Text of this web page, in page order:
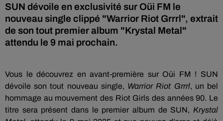
SUN dévoile en exclusivité sur Oüi FM le
nouveau single clippé "Warrior Riot Grrrl", extrait
de son tout premier album "Krystal Metal"
attendu le 9 mai prochain.
Vous le découvrez en avant-première sur Oüi FM ! SUN
dévoile son tout nouveau single, Warrior Riot Grrrl, un bel
hommage au mouvement des Riot Girls des années 90. Le
titre sera présent dans le premier album de SUN, Krystal